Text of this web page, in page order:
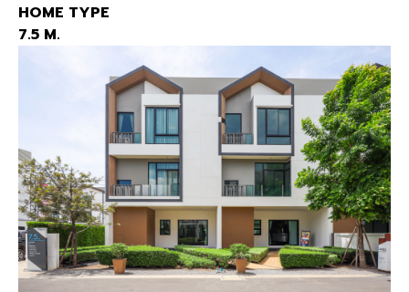
HOME TYPE
7.5 M.